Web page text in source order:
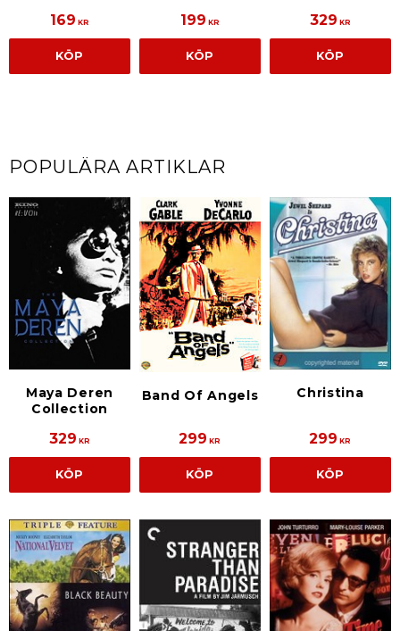
169 KR
KÖP
199 KR
KÖP
329 KR
KÖP
POPULÄRA ARTIKLAR
Maya Deren
Collection
329 KR
KÖP
Band Of Angels
299 KR
KÖP
Christina
299 KR
KÖP